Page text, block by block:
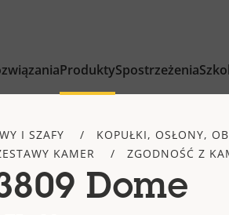
ProduktySpostrzeżenia
I SZAFY
KOPUŁKI, OSŁONY,
KAMER
ZGODNOŚĆ Z
Dome